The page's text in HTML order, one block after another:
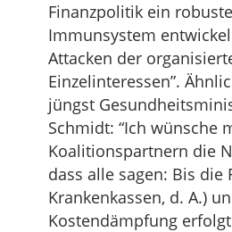
Finanzpolitik ein
Immunsystem
Attacken der
Einzelinteressen”.
jüngst
Schmidt: “Ich wünsche
Koalitionspartnern die
dass alle sagen: Bis die
Krankenkassen, d. A.)
Kostendämpfung